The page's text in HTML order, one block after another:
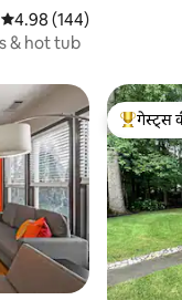
औसत रेटिंग 5 में से 4.98, 144
4.98 (144)
& hot tub
गेस्ट्स का
गेस्ट्स